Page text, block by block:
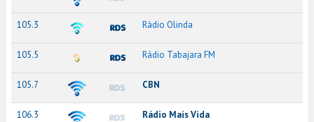
105.3 Rádio Olinda
105.5 Rádio Tabajara FM
105.7 CBN
106.3 Rádio Mais Vida